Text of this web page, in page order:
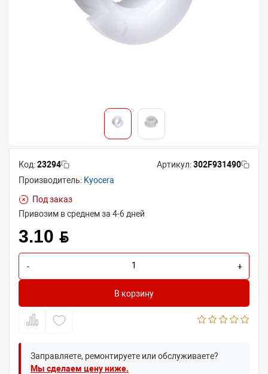
Код:23294 Артикул:302F931490
Производитель: Kyocera
Под заказ
Привозим в среднем за 4-6 дней
3.10 BYN
- +
В корзину
Заправляете, ремонтируете или обслуживаете?
Мы сделаем цену ниже.